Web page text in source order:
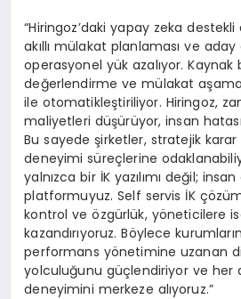
“Hiringoz’daki yapay zeka
akıllı mülakat planlaması ve
operasyonel yük azalıyor. Kaynak
değerlendirme ve mülakat
ile otomatikleştiriliyor. Hiringoz,
maliyetleri düşürüyor, insan
Bu sayede şirketler, stratejik
deneyimi süreçlerine
yalnızca bir İK yazılımı değil;
platformuyuz. Self servis İK
kontrol ve özgürlük, yöneticilere
kazandırıyoruz. Böylece
performans yönetimine uzanan
yolculuğunu güçlendiriyor ve her
deneyimini merkeze alıyoruz.”